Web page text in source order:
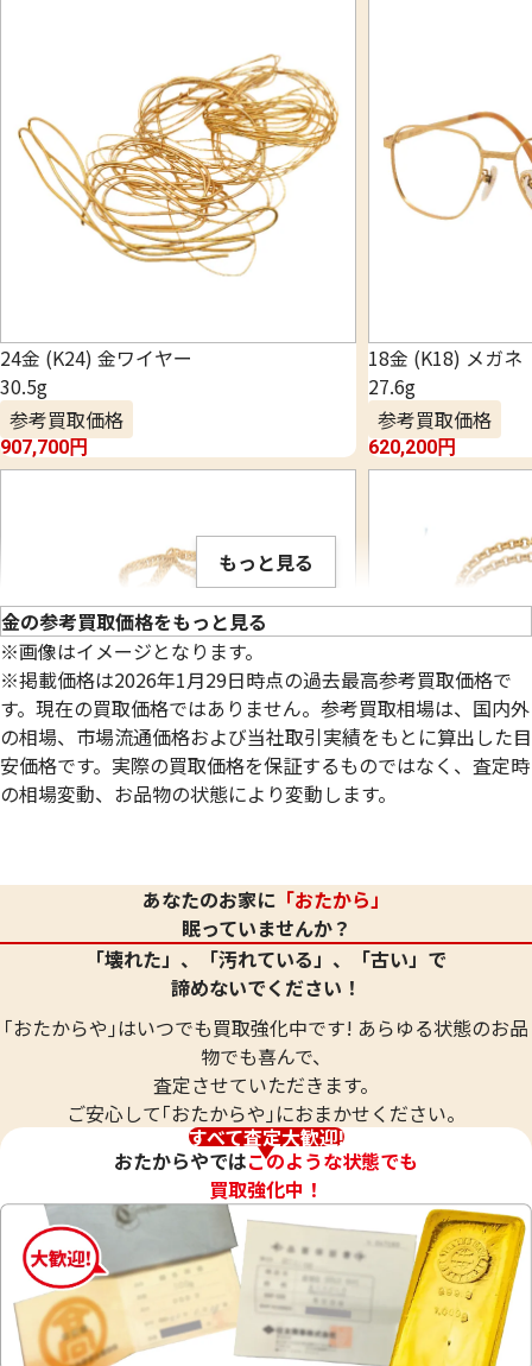
24金 (K24) 金ワイヤー
30.5g
参考買取価格
907,700円
18金 (K18) メガネ
27.6g
参考買取価格
620,200円
18金 (K18) メガネ
27.2g
18金 (K18) メガネ
26.0g
もっと見る
金の参考買取価格をもっと見る
※画像はイメージとなります。
※掲載価格は2026年1月29日時点の過去最高参考買取価格で
す。現在の買取価格ではありません。参考買取相場は、国内外
の相場、市場流通価格および当社取引実績をもとに算出した目
安価格です。実際の買取価格を保証するものではなく、査定時
の相場変動、お品物の状態により変動します。
あなたのお家に 「おたから」
眠っていませんか？
「壊れた」、「汚れている」、「古い」で
諦めないでください！
｢おたからや｣はいつでも買取強化中です! あらゆる状態のお品
物でも喜んで、
査定させていただきます。
ご安心して｢おたからや｣におまかせください。
すべて査定大歓迎!
おたからやではこのような状態でも
買取強化中！